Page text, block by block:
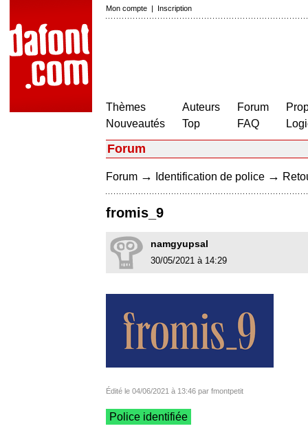
Mon compte | Inscription
Thèmes
Nouveautés
Auteurs
Top
Forum
FAQ
Forum
Forum → Identification de police →
fromis_9
namgyupsal
30/05/2021 à 14:29
Édité le 04/06/2021 à 13:46 par fmontpetit
Police identifiée